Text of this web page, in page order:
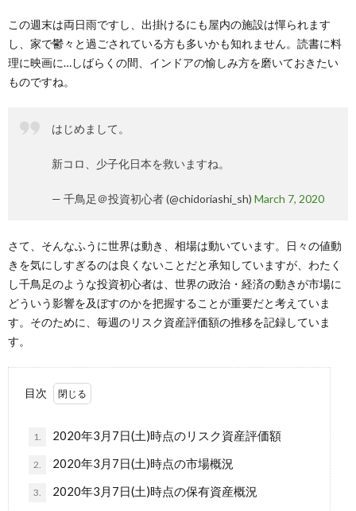
この週末は両日雨ですし、出掛けるにも屋内の施設は憚られます
し、家で鬱々と過ごされている方も多いかも知れません。読書に料
理に映画に…しばらくの間、インドアの愉しみ方を磨いておきたい
ものですね。
はじめまして。
新コロ、少子化日本を救いますね。
— 千鳥足＠投資初心者 (@chidoriashi_sh) March 7, 2020
さて、そんなふうに世界は動き、相場は動いています。日々の値動
きを気にしすぎるのは良くないことだと承知していますが、わたく
し千鳥足のような投資初心者は、世界の政治・経済の動きが市場に
どういう影響を及ぼすのかを把握することが重要だと考えていま
す。そのために、毎週のリスク資産評価額の推移を記録していま
す。
目次
1. 2020年3月7日(土)時点のリスク資産評価額
2. 2020年3月7日(土)時点の市場概況
3. 2020年3月7日(土)時点の保有資産概況